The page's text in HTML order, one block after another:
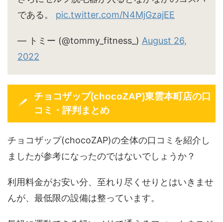
である。 pic.twitter.com/N4MjGzajEE
— トミー (@tommy_fitness_) August 26,
2022
チョコザップ(chocoZAP)東雲本町店の口
コミ・評判まとめ
チョコザップ(chocoZAP)の全体の口コミを紹介し
ましたが参考になったのではないでしょうか？
利用料金がお安い分、至れり尽くせりとはいきませ
んが、最低限の設備は整っています。